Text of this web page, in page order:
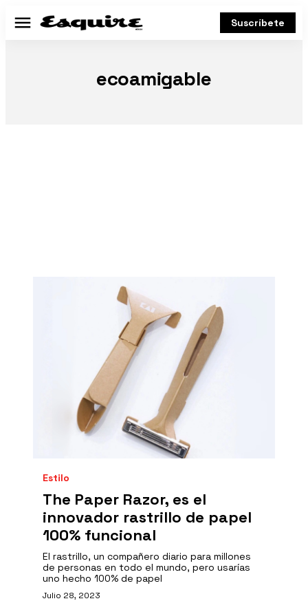
Menú Suscríbete
ecoamigable
Estilo
The Paper Razor, es el
innovador rastrillo de papel
100% funcional
El rastrillo, un compañero diario para millones
de personas en todo el mundo, pero usarías
uno hecho 100% de papel
Julio 28, 2023